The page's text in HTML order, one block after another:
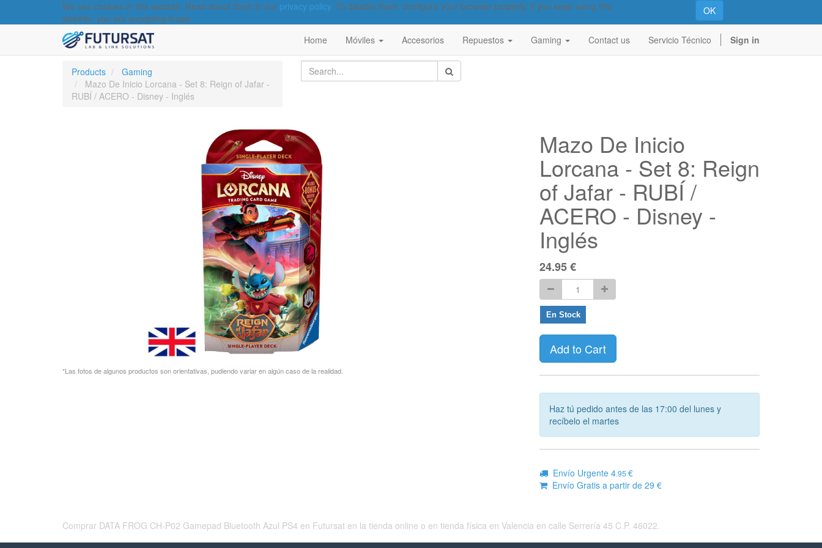
We use cookies in this website. Read about them in our privacy policy. To disable them, configure your browser properly. If you keep using this
website, you are accepting those.
OK
Home Móviles Accesorios Repuestos Gaming Contact us Servicio Técnico Sign in
Products
Gaming
Mazo De Inicio Lorcana - Set 8: Reign of Jafar -
RUBÍ / ACERO - Disney - Inglés
*Las fotos de algunos productos son orientativas, pudiendo variar en algún caso de la realidad.
Mazo De Inicio
Lorcana - Set 8: Reign
of Jafar - RUBÍ /
ACERO - Disney -
Inglés
24.95€
En Stock
Add to Cart
Haz tú pedido antes de las 17:00 del lunes y
recíbelo el martes
Envío Urgente 4.95 €
Envío Gratis a partir de 29 €
Comprar DATA FROG CH-P02 Gamepad Bluetooth Azul PS4 en Futursat en la tienda online o en tienda física en Valencia en calle Serrería 45 C.P. 46022.